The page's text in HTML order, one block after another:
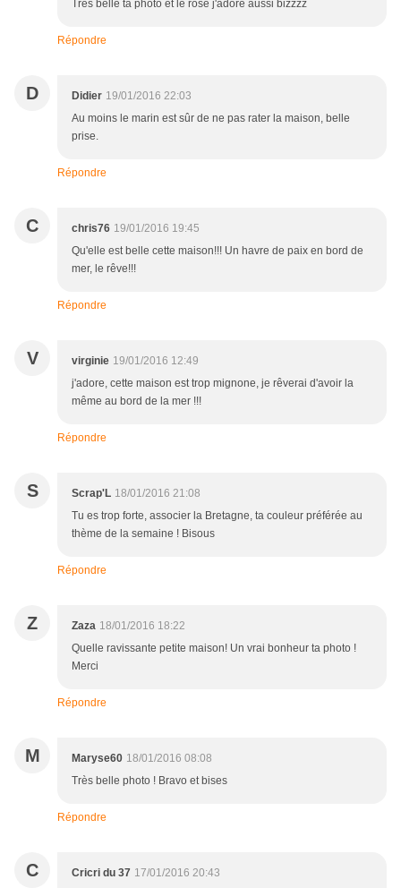
Très belle ta photo et le rose j'adore aussi bizzzz
Répondre
D Didier 19/01/2016 22:03
Au moins le marin est sûr de ne pas rater la maison, belle
prise.
Répondre
C chris76 19/01/2016 19:45
Qu'elle est belle cette maison!!! Un havre de paix en bord de
mer, le rêve!!!
Répondre
V virginie 19/01/2016 12:49
j'adore, cette maison est trop mignone, je rêverai d'avoir la
même au bord de la mer !!!
Répondre
S Scrap'L 18/01/2016 21:08
Tu es trop forte, associer la Bretagne, ta couleur préférée au
thème de la semaine ! Bisous
Répondre
Z Zaza 18/01/2016 18:22
Quelle ravissante petite maison! Un vrai bonheur ta photo !
Merci
Répondre
M Maryse60 18/01/2016 08:08
Très belle photo ! Bravo et bises
Répondre
C Cricri du 37 17/01/2016 20:43